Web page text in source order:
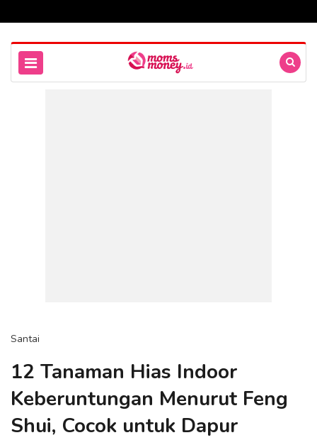
Santai
12 Tanaman Hias Indoor
Keberuntungan Menurut Feng
Shui, Cocok untuk Dapur